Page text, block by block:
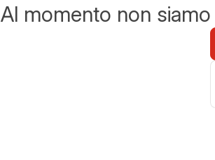
Al momento non